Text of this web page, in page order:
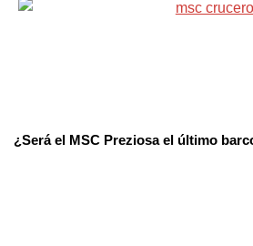
¿Será el MSC Preziosa el último